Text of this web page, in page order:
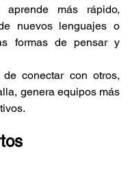
aprende más rápido,
nuevos lenguajes o
formas de pensar y
conectar con otros,
genera equipos más